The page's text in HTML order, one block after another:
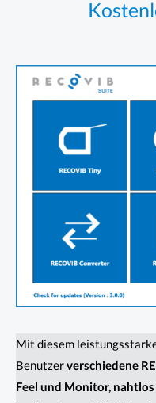
Mit diesem
Benutzerverschiedene
Feel und Monitor, nahtlos